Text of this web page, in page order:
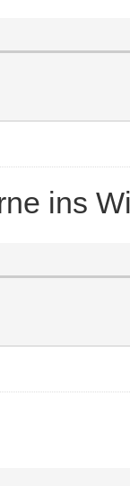
ins